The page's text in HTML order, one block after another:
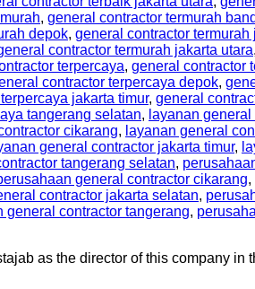
, general contractor termurah
depok, general contractor termurah
contractor termurah jakarta utara,
terpercaya, general contractor
contractor terpercaya depok,
jakarta timur, general
tangerang selatan, layanan general
cikarang, layanan general
general contractor jakarta timur,
tangerang selatan,
general contractor cikarang,
contractor jakarta selatan,
general contractor tangerang,
as the director of this company in